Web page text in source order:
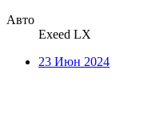
Авто
Exeed LX
23 Июн 2024